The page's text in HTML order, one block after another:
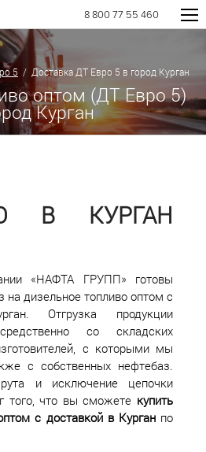
8 800 77 55 460
5 / Доставка ДТ Евро 5 в город Курган
оптом (ДТ Евро 5)
Курган
В КУРГАН
«НАФТА ГРУПП» готовы
на дизельное топливо оптом с
Отгрузка продукции
со складских
с которыми мы
с собственных нефтебаз.
и исключение цепочки
того, что вы сможете купить
с доставкой в Курганпо